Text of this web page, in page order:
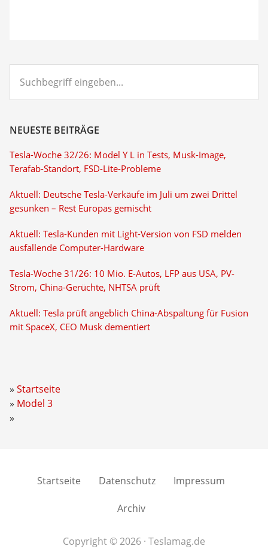
eingeben...
NEUESTE BEITRÄGE
Tesla-Woche 32/26: Model Y L in Tests, Musk-Image,
Terafab-Standort, FSD-Lite-Probleme
Aktuell: Deutsche Tesla-Verkäufe im Juli um zwei Drittel
gesunken – Rest Europas gemischt
Aktuell: Tesla-Kunden mit Light-Version von FSD melden
ausfallende Computer-Hardware
Tesla-Woche 31/26: 10 Mio. E-Autos, LFP aus USA, PV-
Strom, China-Gerüchte, NHTSA prüft
Aktuell: Tesla prüft angeblich China-Abspaltung für Fusion
mit SpaceX, CEO Musk dementiert
Startseite
Model 3
Startseite Datenschutz Impressum
Archiv
Copyright © 2026 · Teslamag.de